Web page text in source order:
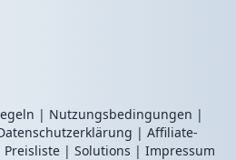
| Nutzungsbedingungen |
| Affiliate-
Preisliste | Solutions | Impressum